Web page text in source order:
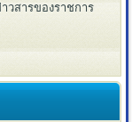
วสารของราชการ